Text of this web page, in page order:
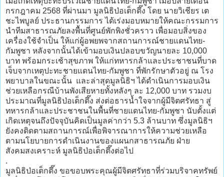
กรกฎาคม 2568 ที่ผ่านมา มูลนิธิป่อเต็กตึ๊ง โดย นายวิเชียร เต
ชะไพบูลย์ ประธานกรรมการ ได้เร่งมอบหมายให้คณะกรรมการ
นำทีมสาธารณภัยลงพื้นที่ศูนย์พักพิงชั่วคราว เพื่อมอบสิ่งของ
เครื่องใช้จำเป็น ให้แก่ผู้อพยพจากสถานการณ์ชายแดนไทย-
กัมพูชา หลังจากนั้นได้เข้ามอบเงินปลอบขวัญนายละ 10,000
บาท พร้อมกระเช้าสุขภาพ ให้แก่ทหารกล้าและประชาชนที่บาด
เจ็บจากเหตุปะทะชายแดนไทย-กัมพูชา ที่พักรักษาตัวอยู่ ณ โรง
พยาบาลในขณะนั้น และล่าสุดมูลนิธิฯ ได้ดำเนินการมอบเงิน
ช่วยเหลือกรณีบ้านพังเสียหายทั้งหลังๆ ละ 12,000 บาท รวมงบ
ประมาณที่มูลนิธิป่อเต็กตึ๊ง ส่งต่อธารน้ำใจจากผู้มีจิตศรัทธา สู่
ทหารกล้าและประชาชนในพื้นที่ชายแดนไทย-กัมพูชา นับตั้งแต่
เกิดเหตุจนถึงปัจจุบันคิดเป็นมูลค่ากว่า 5.3 ล้านบาท ซึ่งมูลนิธิฯ
ยังคงติดตามสถานการณ์เพื่อพิจารณาการให้ความช่วยเหลือ
ตามนโยบายการดำเนินงานของแผนกสาธารณภัย ฝ่าย
สังคมสงเคราะห์ มูลนิธิป่อเต็กตึ๊งต่อไป
.
มูลนิธิป่อเต็กตึ๊ง ขอขอบพระคุณผู้มีจิตศรัทธาที่ร่วมบริจาคทรัพย์